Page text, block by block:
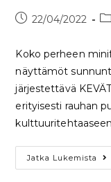
22/04/2022
Koko perheen
näyttämöt
järjestettävä
erityisesti rauhan
Jatka Lukemista